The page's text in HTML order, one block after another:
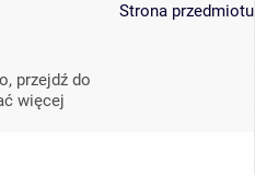
przejdź do
więcej
Strona przedmiotu